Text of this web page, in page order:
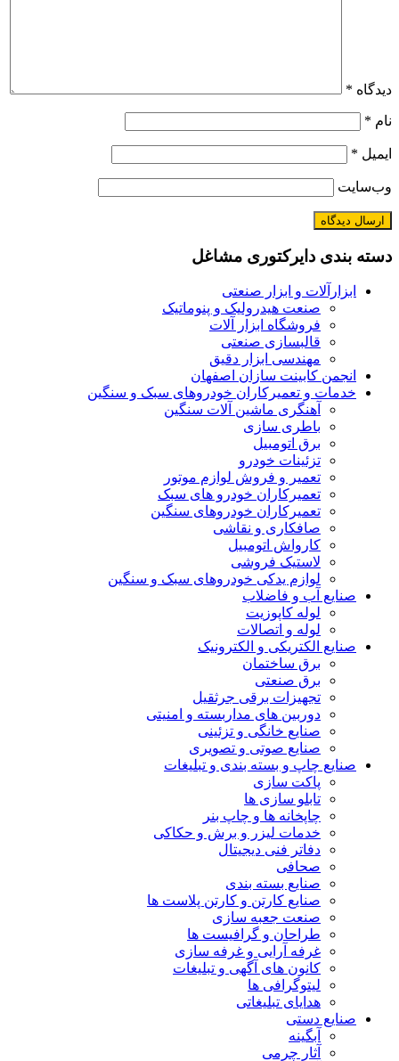
دیدگاه *
نام *
ایمیل *
وب‌سایت
دسته بندی دایرکتوری مشاغل
ابزارآلات و ابزار صنعتی
صنعت هیدرولیک و پنوماتیک
فروشگاه ابزار آلات
قالبسازی صنعتی
مهندسی ابزار دقیق
انجمن کابینت سازان اصفهان
خدمات و تعمیرکاران خودروهای سبک و سنگین
آهنگری ماشین آلات سنگین
باطری سازی
برق اتومبیل
تزئینات خودرو
تعمیر و فروش لوازم موتور
تعمیرکاران خودرو های سبک
تعمیرکاران خودروهای سنگین
صافکاری و نقاشی
کارواش اتومبیل
لاستیک فروشی
لوازم یدکی خودروهای سبک و سنگین
صنایع آب و فاضلاب
لوله کاپوزیت
لوله و اتصالات
صنایع الکتریکی و الکترونیک
برق ساختمان
برق صنعتی
تجهیزات برقی جرثقیل
دوربین های مداربسته و امنیتی
صنایع خانگی و تزئینی
صنایع صوتی و تصویری
صنایع چاپ و بسته بندی و تبلیغات
پاکت سازی
تابلو سازی ها
چاپخانه ها و چاپ بنر
خدمات لیزر و برش و حکاکی
دفاتر فنی دیجیتال
صحافی
صنایع بسته بندی
صنایع کارتن و کارتن پلاست ها
صنعت جعبه سازی
طراحان و گرافیست ها
غرفه آرایی و غرفه سازی
کانون های آگهی و تبلیغات
لیتوگرافی ها
هدایای تبلیغاتی
صنایع دستی
آبگینه
آثار چرمی